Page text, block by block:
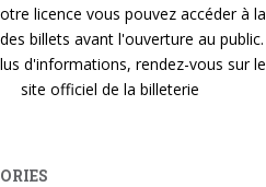
licence vous pouvez accéder à la
billets avant l'ouverture au public.
d'informations, rendez-vous sur le
site officiel de la billeterie